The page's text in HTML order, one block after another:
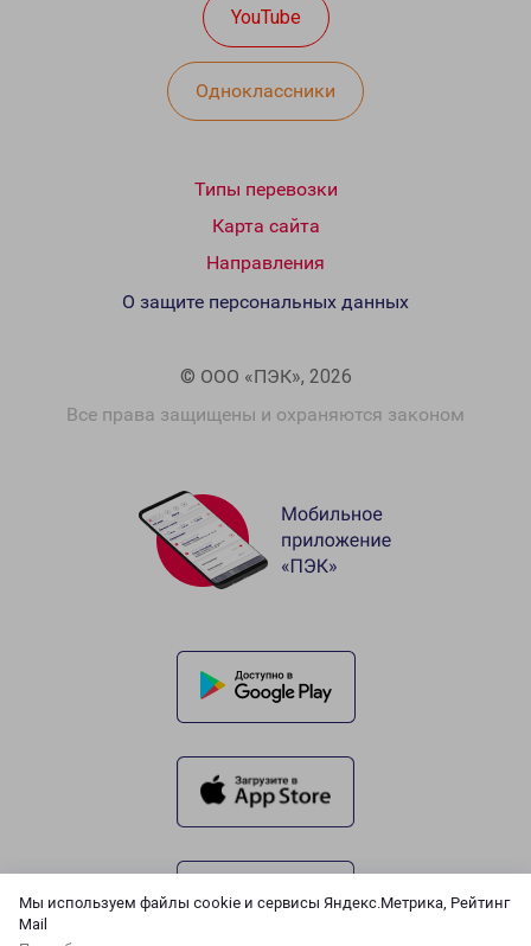
Мы используем файлы cookie и сервисы Яндекс.Метрика, Рейтинг
Mail
YouTube
Одноклассники
Типы перевозки
Карта сайта
Направления
© ООО «ПЭК», 2026
Все права защищены и охраняются законом
О защите персональных данных